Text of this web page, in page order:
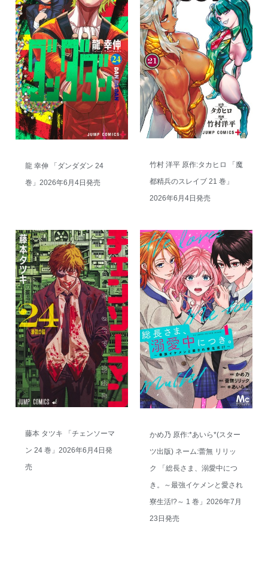
龍 幸伸 「ダンダダン 24
巻」2026年6月4日発売
竹村 洋平 原作:タカヒロ 「魔
都精兵のスレイブ 21 巻」
2026年6月4日発売
藤本 タツキ 「チェンソーマ
ン 24 巻」2026年6月4日発
売
かめ乃 原作:*あいら*(スター
ツ出版) ネーム:蕾無 リリッ
ク 「総長さま、溺愛中につ
き。～最強イケメンと愛され
寮生活!?～ 1 巻」2026年7月
23日発売